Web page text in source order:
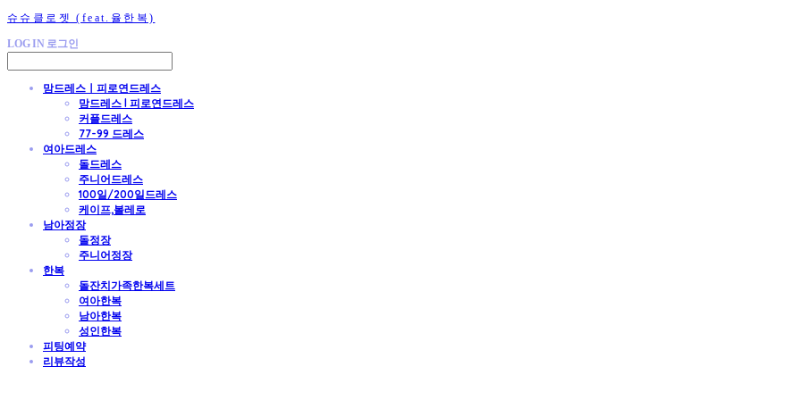
슈슈클로젯 (feat.율한복)
LOG IN 로그인
맘드레스ㅣ피로연드레스
맘드레스 l 피로연드레스
커플드레스
77-99 드레스
여아드레스
돌드레스
주니어드레스
100일/200일드레스
케이프,볼레로
남아정장
돌정장
주니어정장
한복
돌잔치가족한복세트
여아한복
남아한복
성인한복
피팅예약
리뷰작성